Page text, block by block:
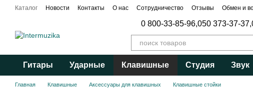
Перейти к основному контенту
Каталог Новости Контакты О нас Сотрудничество Отзывы Обмен и
0 800-33-85-96,050 373-37-37,
Гитары Ударные Клавишные Студия Звук
Главная Клавишные Аксессуары для клавишных Клавишные стойки